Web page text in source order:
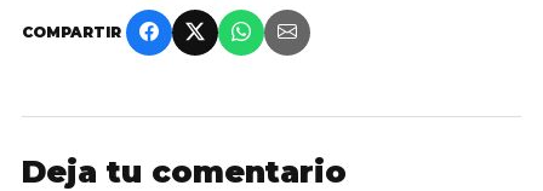
COMPARTIR
Deja tu comentario